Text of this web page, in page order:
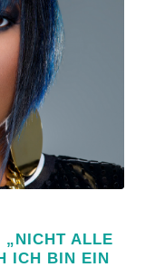
„NICHT ALLE
ICH BIN EIN